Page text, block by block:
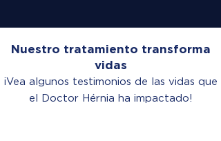
Nuestro tratamiento transforma
vidas
¡Vea algunos testimonios de las vidas que
el Doctor Hérnia ha impactado!